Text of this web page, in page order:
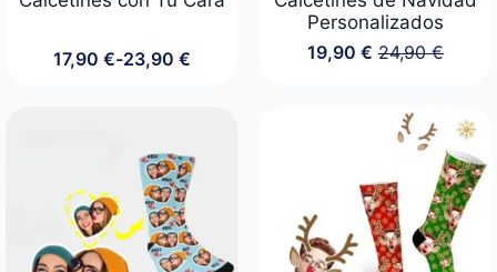
17,90 €-23,90 €
Rango
17,90 €
hasta
23,90 €
Personalizados
24,90€
El
era:
24,90 €.
19,90€ El
19,90 €.